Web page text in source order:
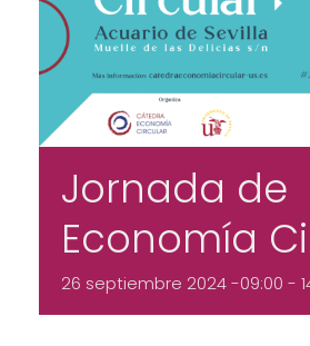
Jornada de
Economía
26 septiembre 2024 -09:00 -